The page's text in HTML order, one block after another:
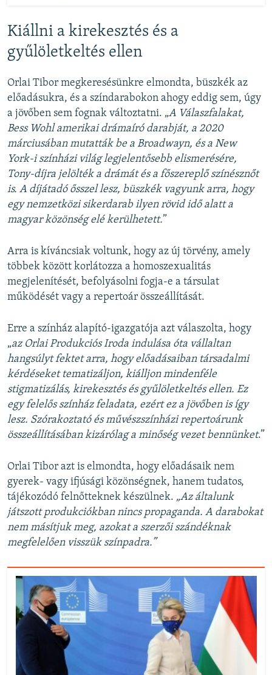
Kiállni a kirekesztés és a
gyűlöletkeltés ellen
Orlai Tibor megkeresésünkre elmondta, büszkék az
előadásukra, és a színdarabokon ahogy eddig sem, úgy
a jövőben sem fognak változtatni. „A Válaszfalakat,
Bess Wohl amerikai drámaíró darabját, a 2020
márciusában mutatták be a Broadwayn, és a New
York-i színházi világ legjelentősebb elismerésére,
Tony-díjra jelölték a drámát és a főszereplő színésznőt
is. A díjátadó ősszel lesz, büszkék vagyunk arra, hogy
egy nemzetközi sikerdarab ilyen rövid idő alatt a
magyar közönség elé kerülhetett.”
Arra is kíváncsiak voltunk, hogy az új törvény, amely
többek között korlátozza a homoszexualitás
megjelenítését, befolyásolni fogja-e a társulat
működését vagy a repertoár összeállítását.
Erre a színház alapító-igazgatója azt válaszolta, hogy
„az Orlai Produkciós Iroda indulása óta vállaltan
hangsúlyt fektet arra, hogy előadásaiban társadalmi
kérdéseket tematizáljon, kiálljon mindenféle
stigmatizálás, kirekesztés és gyűlöletkeltés ellen. Ez
egy felelős színház feladata, ezért ez a jövőben is így
lesz. Szórakoztató és művészszínházi repertoárunk
összeállításában kizárólag a minőség vezet bennünket.”
Orlai Tibor azt is elmondta, hogy előadásaik nem
gyerek- vagy ifjúsági közönségnek, hanem tudatos,
tájékozódó felnőtteknek készülnek. „Az általunk
játszott produkciókban nincs propaganda. A darabokat
nem másítjuk meg, azokat a szerzői szándéknak
megfelelően visszük színpadra.”